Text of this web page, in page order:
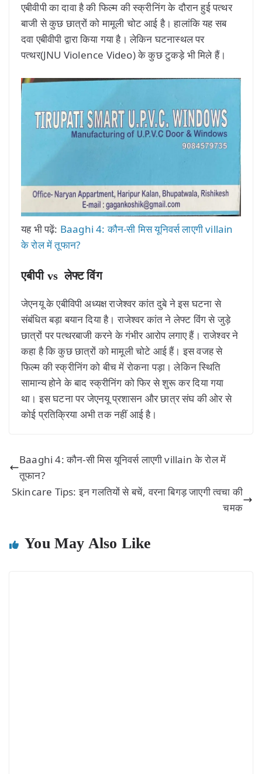
एबीवीपी का दावा है की फिल्म की स्क्रीनिंग के दौरान हुई पत्थर
बाजी से कुछ छात्रों को मामूली चोट आई है। हालांकि यह सब
दवा एबीवीपी द्वारा किया गया है। लेकिन घटनास्थल पर
पत्थर(JNU Violence Video) के कुछ टुकड़े भी मिले हैं।
यह भी पढ़ें: Baaghi 4: कौन-सी मिस यूनिवर्स लाएगी villain
के रोल में तूफान?
एबीपी vs लेफ्ट विंग
जेएनयू के एबीविपी अध्यक्ष राजेश्वर कांत दुबे ने इस घटना से
संबंधित बड़ा बयान दिया है। राजेश्वर कांत ने लेफ्ट विंग से जुड़े
छात्रों पर पत्थरबाजी करने के गंभीर आरोप लगाए हैं। राजेश्वर ने
कहा है कि कुछ छात्रों को मामूली चोटे आई हैं। इस वजह से
फिल्म की स्क्रीनिंग को बीच में रोकना पड़ा। लेकिन स्थिति
सामान्य होने के बाद स्क्रीनिंग को फिर से शुरू कर दिया गया
था। इस घटना पर जेएनयू प्रशासन और छात्र संघ की ओर से
कोई प्रतिक्रिया अभी तक नहीं आई है।
Baaghi 4: कौन-सी मिस यूनिवर्स लाएगी villain के रोल में
तूफान?
Skincare Tips: इन गलतियों से बचें, वरना बिगड़ जाएगी त्वचा की
चमक
You May Also Like